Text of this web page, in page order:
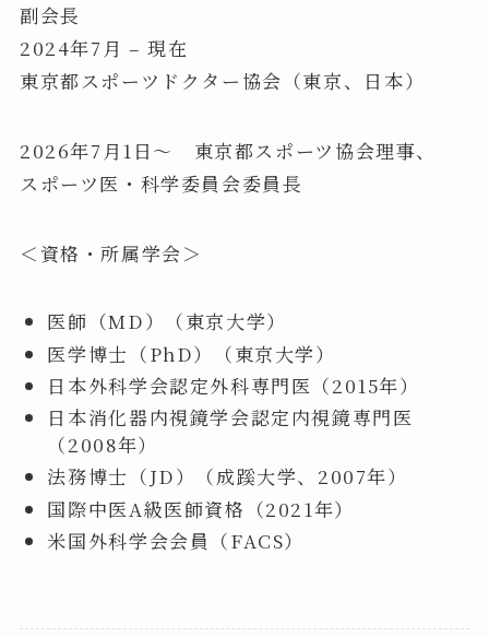
副会長
2024年7月 – 現在
東京都スポーツドクター協会（東京、日本）
2026年7月1日～ 東京都スポーツ協会理事、
スポーツ医・科学委員会委員長
＜資格・所属学会＞
医師（MD）（東京大学）
医学博士（PhD）（東京大学）
日本外科学会認定外科専門医（2015年）
日本消化器内視鏡学会認定内視鏡専門医
（2008年）
法務博士（JD）（成蹊大学、2007年）
国際中医A級医師資格（2021年）
米国外科学会会員（FACS）